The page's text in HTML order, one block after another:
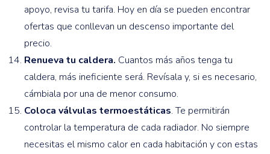
apoyo, revisa tu tarifa. Hoy en día se pueden encontrar
ofertas que conllevan un descenso importante del
precio.
Renueva tu caldera. Cuantos más años tenga tu
caldera, más ineficiente será. Revísala y, si es necesario,
cámbiala por una de menor consumo.
Coloca válvulas termoestáticas. Te permitirán
controlar la temperatura de cada radiador. No siempre
necesitas el mismo calor en cada habitación y con estas